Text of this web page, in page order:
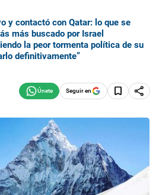
y contactó con Qatar: lo que se
más buscado por Israel
la peor tormenta política de su
definitivamente”
Seguir en